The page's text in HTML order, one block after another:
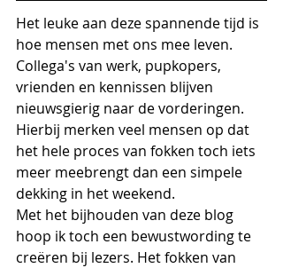
Het leuke aan deze spannende tijd is
hoe mensen met ons mee leven.
Collega's van werk, pupkopers,
vrienden en kennissen blijven
nieuwsgierig naar de vorderingen.
Hierbij merken veel mensen op dat
het hele proces van fokken toch iets
meer meebrengt dan een simpele
dekking in het weekend.
Met het bijhouden van deze blog
hoop ik toch een bewustwording te
creëren bij lezers. Het fokken van